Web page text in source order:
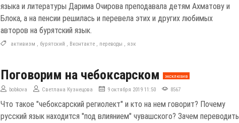
языка и литературы Дарима Очирова преподавала детям Ахматову и
Блока, а на пенсии решилась и перевела этих и других любимых
авторов на бурятский язык.
активизм , бурятский , Вконтакте , переводы , язк
Поговорим на чебоксарском эксклюзив
bobkova Светлана Кузнецова 9 октября 2019 11:50 8567
Что такое "чебоксарский региолект" и кто на нем говорит? Почему
русский язык находится "под влиянием" чувашского? Зачем переводить